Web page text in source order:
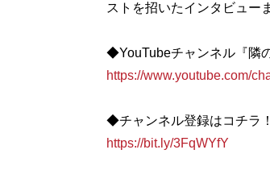
ストを招いたインタビュー
◆YouTubeチャンネル『隣
https://www.youtube.com/
◆チャンネル登録はコチラ！
https://bit.ly/3FqWYfY